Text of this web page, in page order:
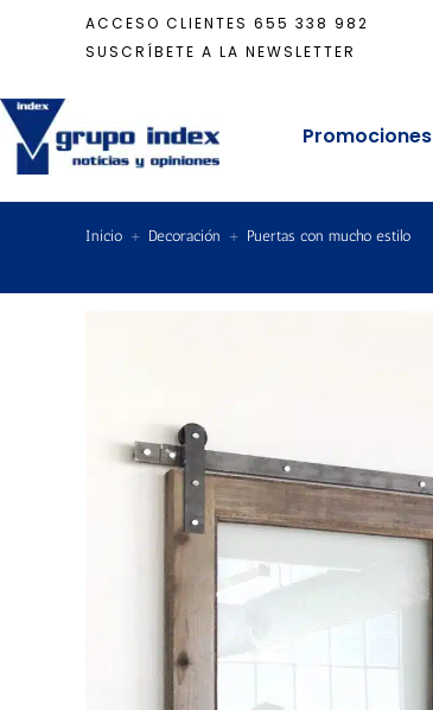
ACCESO CLIENTES 655 338 982
SUSCRÍBETE A LA NEWSLETTER
Promociones
Inicio + Decoración + Puertas con mucho estilo